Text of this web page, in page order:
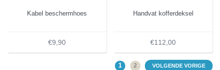
Kabel beschermhoes
€9,90
Handvat kofferdeksel
€112,00
1 2 VOLGENDE VORIGE